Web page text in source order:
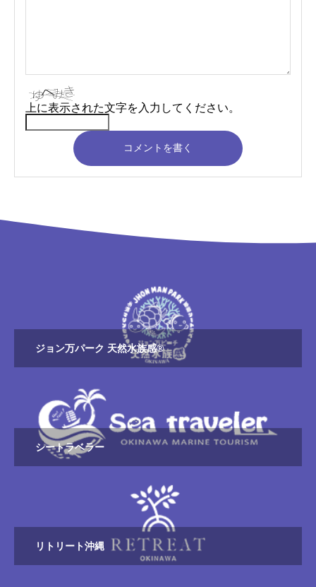
上に表示された文字を入力してください。
コメントを書く
ジョン万パーク 天然水族感®
シートラベラー
リトリート沖縄